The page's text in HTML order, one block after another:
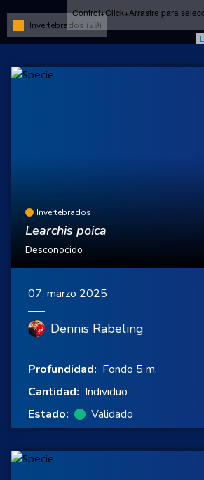
Control+Click+Arrastre para
Invertebrados (29)
Invertebrados
Learchis poica
Desconocido
07, marzo 2025
Dennis Rabeling
Profundidad: Fondo 5 m.
Cantidad: Individuo
Estado:
Validado